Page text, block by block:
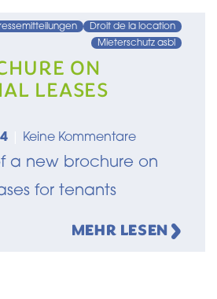
Droit de la location
Mieterschutz asbl
ON
LEASES
Keine Kommentare
a new brochure on
for tenants
MEHR LESEN